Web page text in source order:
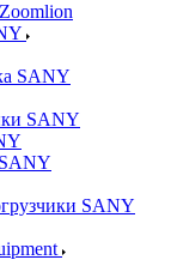
SANY
SANY
SANY